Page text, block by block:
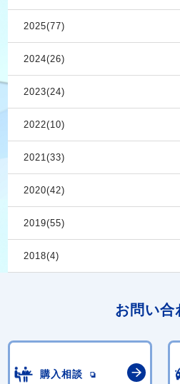
2025(77)
2024(26)
2023(24)
2022(10)
2021(33)
2020(42)
2019(55)
2018(4)
お問い合
購入相談